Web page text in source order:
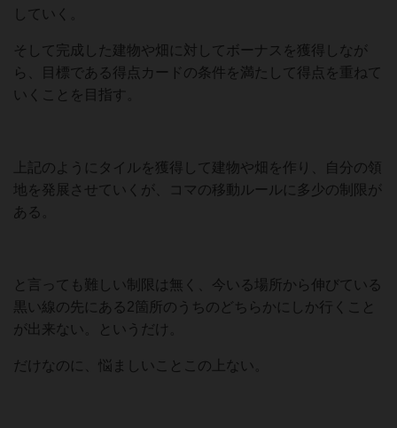
していく。
そして完成した建物や畑に対してボーナスを獲得しなが
ら、目標である得点カードの条件を満たして得点を重ねて
いくことを目指す。
上記のようにタイルを獲得して建物や畑を作り、自分の領
地を発展させていくが、コマの移動ルールに多少の制限が
ある。
と言っても難しい制限は無く、今いる場所から伸びている
黒い線の先にある2箇所のうちのどちらかにしか行くこと
が出来ない。というだけ。
だけなのに、悩ましいことこの上ない。